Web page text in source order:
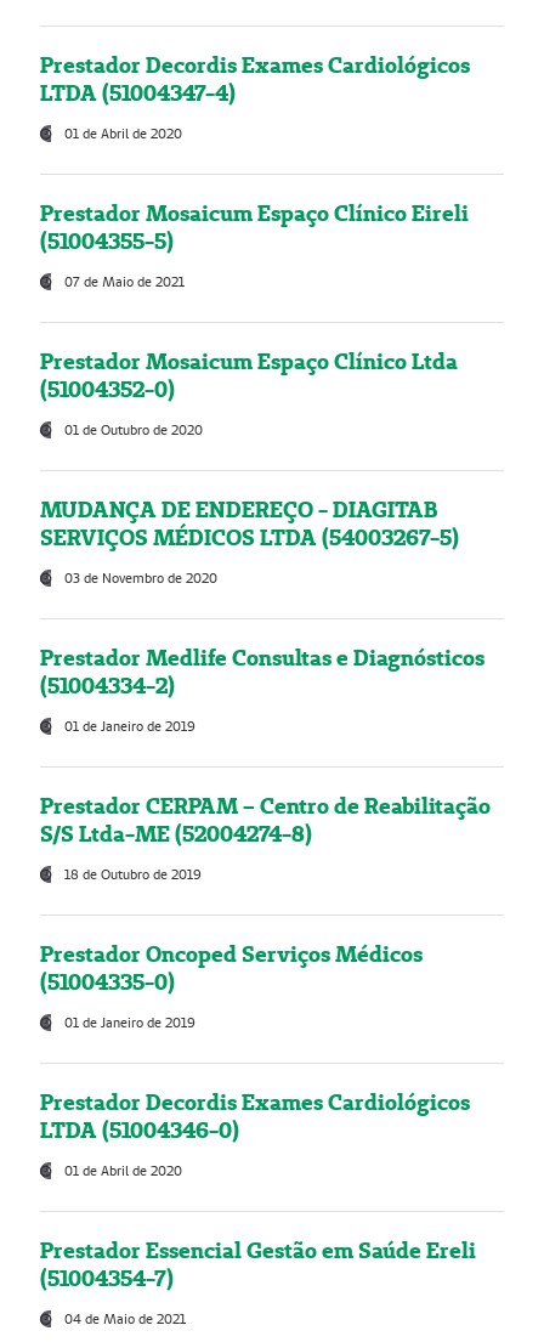
Prestador Decordis Exames Cardiológicos
LTDA (51004347-4)
01 de Abril de 2020
Prestador Mosaicum Espaço Clínico Eireli
(51004355-5)
07 de Maio de 2021
Prestador Mosaicum Espaço Clínico Ltda
(51004352-0)
01 de Outubro de 2020
MUDANÇA DE ENDEREÇO - DIAGITAB
SERVIÇOS MÉDICOS LTDA (54003267-5)
03 de Novembro de 2020
Prestador Medlife Consultas e Diagnósticos
(51004334-2)
01 de Janeiro de 2019
Prestador CERPAM – Centro de Reabilitação
S/S Ltda-ME (52004274-8)
18 de Outubro de 2019
Prestador Oncoped Serviços Médicos
(51004335-0)
01 de Janeiro de 2019
Prestador Decordis Exames Cardiológicos
LTDA (51004346-0)
01 de Abril de 2020
Prestador Essencial Gestão em Saúde Ereli
(51004354-7)
04 de Maio de 2021